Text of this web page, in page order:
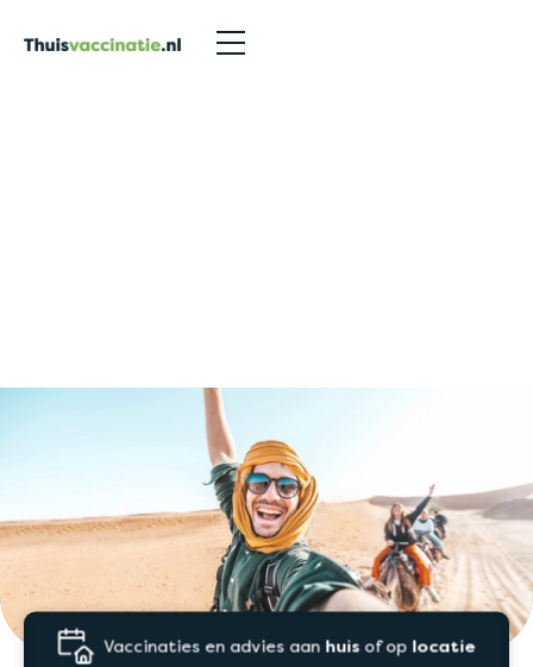
Vaccinaties en advies aan huisof op locatie